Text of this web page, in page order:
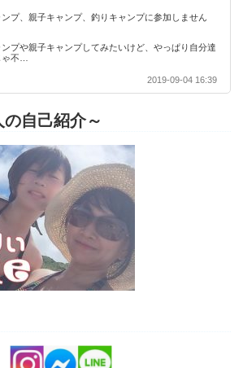
プ、親子キャンプ、釣りキャンプに参加しません
プや親子キャンプしてみたいけど、やっぱり自分達
不…
2019-09-04 16:39
自己紹介～